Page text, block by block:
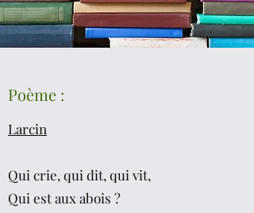
Poème :
Larcin
Qui crie, qui dit, qui vit,
Qui est aux abois ?